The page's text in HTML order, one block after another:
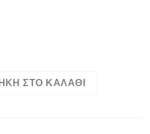
44gr SF - PINK FLASH
ΣΤΟ ΚΑΛΆΘΙ